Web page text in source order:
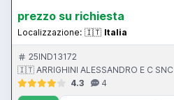
prezzo su richiesta
Localizzazione: 🇮🇹 Italia
25IND13172
🇮🇹 ARRIGHINI ALESSANDRO E C SNC
4.3
4